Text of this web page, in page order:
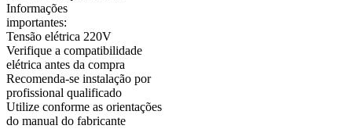
Informações
importantes:
Tensão elétrica 220V
Verifique a compatibilidade
elétrica antes da compra
Recomenda-se instalação por
profissional qualificado
Utilize conforme as orientações
do manual do fabricante